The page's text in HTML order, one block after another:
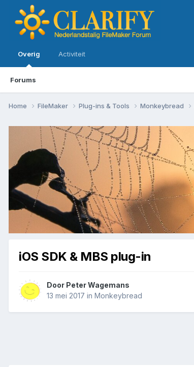
Overig
Forums
Activiteit
Home FileMaker Plug-ins & Tools Monkeybread
iOS SDK & MBS plug-in
Door Peter Wagemans
13 mei 2017 in Monkeybread